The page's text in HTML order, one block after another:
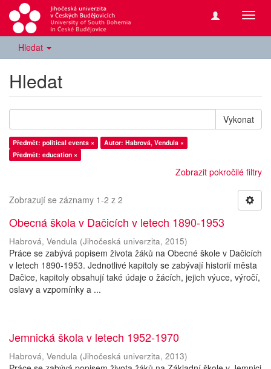
Hledat
Hledat
Vykonat
Předmět: political events ×
Autor: Habrová, Vendula ×
Předmět: education ×
Zobrazit pokročilé filtry
Zobrazují se záznamy 1-2 z 2
Obecná škola v Dačicích v letech 1890-1953
Habrová, Vendula (Jihočeská univerzita, 2015)
Práce se zabývá popisem života žáků na Obecné škole v Dačicích
v letech 1890-1953. Jednotlivé kapitoly se zabývají historií města
Dačice, kapitoly obsahují také údaje o žácích, jejich výuce, výročí,
oslavy a vzpomínky a ...
Jemnická škola v letech 1952-1970
Habrová, Vendula (Jihočeská univerzita, 2013)